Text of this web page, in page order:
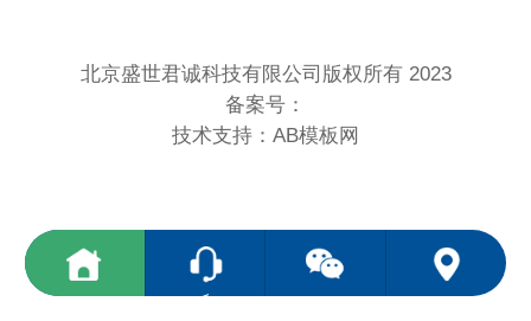
北京盛世君诚科技有限公司版权所有 2023
备案号：
技术支持： AB模板网
<